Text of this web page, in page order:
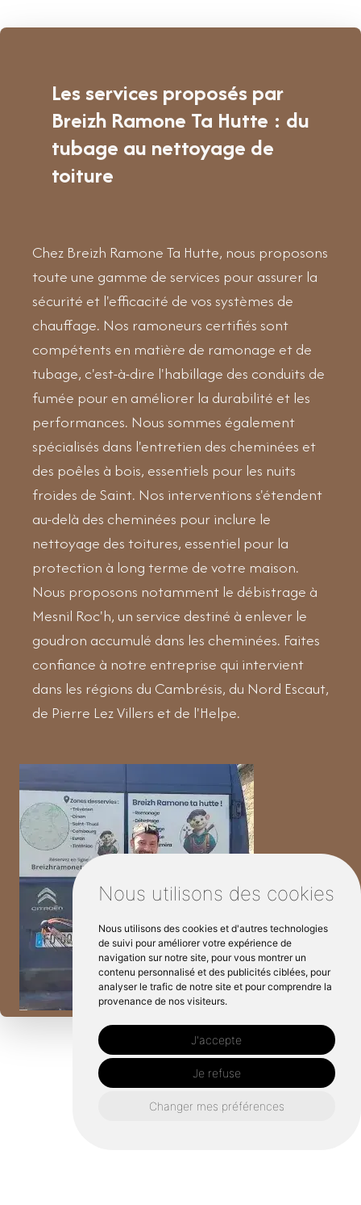
Nous utilisons des cookies
Nous utilisons des cookies et d'autres technologies
de suivi pour améliorer votre expérience de
navigation sur notre site, pour vous montrer un
contenu personnalisé et des publicités ciblées, pour
analyser le trafic de notre site et pour comprendre la
provenance de nos visiteurs.
J'accepte
Je refuse
Changer mes préférences
Les services proposés par
Breizh Ramone Ta Hutte : du
tubage au nettoyage de
toiture
Chez Breizh Ramone Ta Hutte, nous proposons
toute une gamme de services pour assurer la
sécurité et l'efficacité de vos systèmes de
chauffage. Nos ramoneurs certifiés sont
compétents en matière de ramonage et de
tubage, c'est-à-dire l'habillage des conduits de
fumée pour en améliorer la durabilité et les
performances. Nous sommes également
spécialisés dans l'entretien des cheminées et
des poêles à bois, essentiels pour les nuits
froides de Saint. Nos interventions s'étendent
au-delà des cheminées pour inclure le
nettoyage des toitures, essentiel pour la
protection à long terme de votre maison.
Nous proposons notamment le débistrage à
Mesnil Roc'h, un service destiné à enlever le
goudron accumulé dans les cheminées. Faites
confiance à notre entreprise qui intervient
dans les régions du Cambrésis, du Nord Escaut,
de Pierre Lez Villers et de l'Helpe.